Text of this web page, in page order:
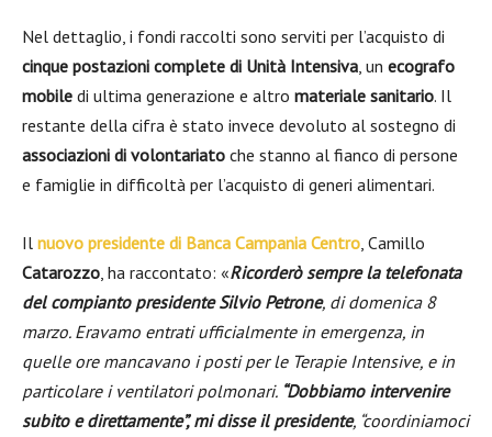
Nel dettaglio, i fondi raccolti sono serviti per l’acquisto di
cinque postazioni complete di Unità Intensiva, un ecografo
mobile di ultima generazione e altro materiale sanitario. Il
restante della cifra è stato invece devoluto al sostegno di
associazioni di volontariato che stanno al fianco di persone
e famiglie in difficoltà per l’acquisto di generi alimentari.
Il nuovo presidente di Banca Campania Centro, Camillo
Catarozzo, ha raccontato: «Ricorderò sempre la telefonata
del compianto presidente Silvio Petrone, di domenica 8
marzo. Eravamo entrati ufficialmente in emergenza, in
quelle ore mancavano i posti per le Terapie Intensive, e in
particolare i ventilatori polmonari. “Dobbiamo intervenire
subito e direttamente”, mi disse il presidente, “coordiniamoci